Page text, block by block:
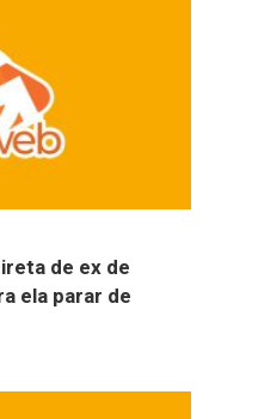
de ex de
ela parar de